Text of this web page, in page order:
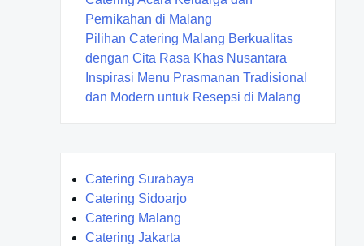
Pernikahan di Malang
Pilihan Catering Malang Berkualitas
dengan Cita Rasa Khas Nusantara
Inspirasi Menu Prasmanan Tradisional
dan Modern untuk Resepsi di Malang
Catering Surabaya
Catering Sidoarjo
Catering Malang
Catering Jakarta